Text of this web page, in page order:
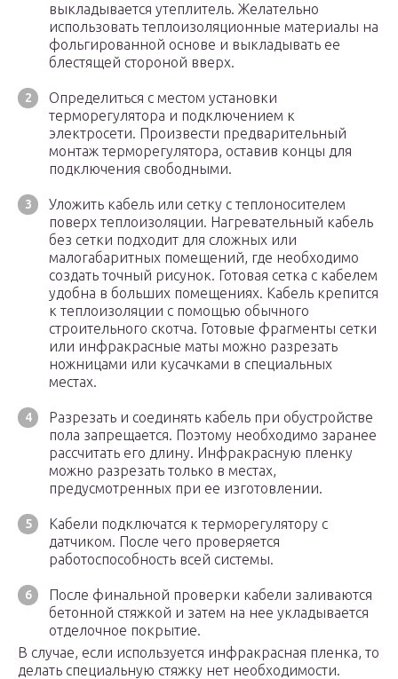
выкладывается утеплитель. Желательно
использовать теплоизоляционные материалы на
фольгированной основе и выкладывать ее
блестящей стороной вверх.
Определиться с местом установки
терморегулятора и подключением к
электросети. Произвести предварительный
монтаж терморегулятора, оставив концы для
подключения свободными.
Уложить кабель или сетку с теплоносителем
поверх теплоизоляции. Нагревательный кабель
без сетки подходит для сложных или
малогабаритных помещений, где необходимо
создать точный рисунок. Готовая сетка с кабелем
удобна в больших помещениях. Кабель крепится
к теплоизоляции с помощью обычного
строительного скотча. Готовые фрагменты сетки
или инфракрасные маты можно разрезать
ножницами или кусачками в специальных
местах.
Разрезать и соединять кабель при обустройстве
пола запрещается. Поэтому необходимо заранее
рассчитать его длину. Инфракрасную пленку
можно разрезать только в местах,
предусмотренных при ее изготовлении.
Кабели подключатся к терморегулятору с
датчиком. После чего проверяется
работоспособность всей системы.
После финальной проверки кабели заливаются
бетонной стяжкой и затем на нее укладывается
отделочное покрытие.
В случае, если используется инфракрасная пленка, то
делать специальную стяжку нет необходимости.